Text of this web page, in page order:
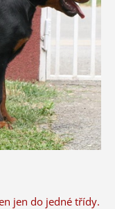
jen do jedné třídy.